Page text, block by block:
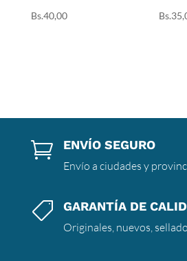
Bs.40,00 Bs.
 ENVÍO SEGURO
Envío a ciudades y
 GARANTÍA DE
Originales, nuevos,